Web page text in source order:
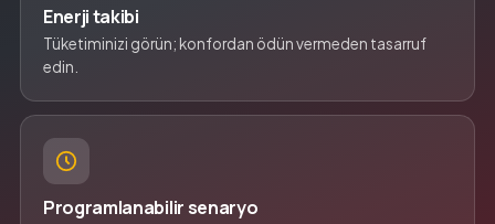
Enerji takibi
Tüketiminizi görün; konfordan ödün vermeden tasarruf
edin.
Programlanabilir senaryo